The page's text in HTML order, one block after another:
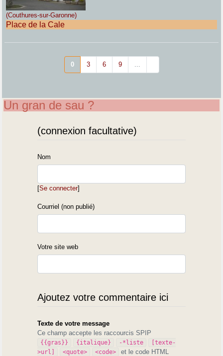
(Couthures-sur-Garonne)
Place de la Cale
0 3 6 9 ...
Un gran de sau ?
(connexion facultative)
Nom
[Se connecter]
Courriel (non publié)
Votre site web
Ajoutez votre commentaire ici
Texte de votre message
Ce champ accepte les raccourcis SPIP
{{gras}} {italique} -*liste
[texte-
>url]
<quote> <code> et le code HTML